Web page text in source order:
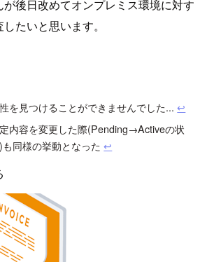
後日改めてオンプレミス環境に対す
たいと思います。
を見つけることができませんでした...↩︎
内容を変更した際(Pending→Activeの状
同様の挙動となった↩︎